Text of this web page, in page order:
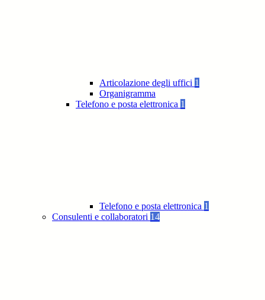
Articolazione degli uffici 1
Organigramma
Telefono e posta elettronica 1
Telefono e posta elettronica 1
Consulenti e collaboratori 14